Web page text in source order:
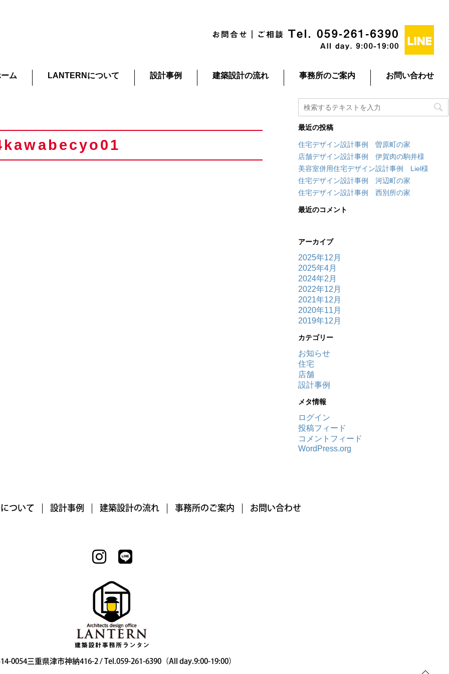
ム LANTERNについて 設計事例 建築設計の流れ 事務所のご案内 お問い合わせ
最近の投稿
住宅デザイン設計事例 曽原町の家
店舗デザイン設計事例 伊賀肉の駒井様
美容室併用住宅デザイン設計事例 Liel様
住宅デザイン設計事例 河辺町の家
住宅デザイン設計事例 西別所の家
最近のコメント
アーカイブ
2025年12月
2025年4月
2024年2月
2022年12月
2021年12月
2020年11月
2019年12月
カテゴリー
お知らせ
住宅
店舗
設計事例
メタ情報
ログイン
投稿フィード
コメントフィード
WordPress.org
ついて 設計事例 建築設計の流れ 事務所のご案内 お問い合わせ
0054三重県津市神納416-2 / Tel.059-261-6390（All day.9:00-19:00）